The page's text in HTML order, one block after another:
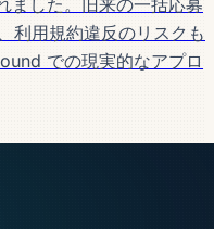
利用規約違反のリスクも
での現実的なアプロ